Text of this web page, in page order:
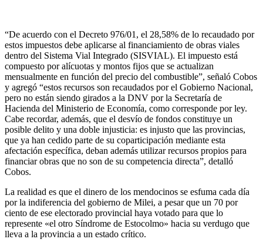
“De acuerdo con el Decreto 976/01, el 28,58% de lo recaudado por
estos impuestos debe aplicarse al financiamiento de obras viales
dentro del Sistema Vial Integrado (SISVIAL). El impuesto está
compuesto por alícuotas y montos fijos que se actualizan
mensualmente en función del precio del combustible”, señaló Cobos
y agregó “estos recursos son recaudados por el Gobierno Nacional,
pero no están siendo girados a la DNV por la Secretaría de
Hacienda del Ministerio de Economía, como corresponde por ley.
Cabe recordar, además, que el desvío de fondos constituye un
posible delito y una doble injusticia: es injusto que las provincias,
que ya han cedido parte de su coparticipación mediante esta
afectación específica, deban además utilizar recursos propios para
financiar obras que no son de su competencia directa”, detalló
Cobos.
La realidad es que el dinero de los mendocinos se esfuma cada día
por la indiferencia del gobierno de Milei, a pesar que un 70 por
ciento de ese electorado provincial haya votado para que lo
represente «el otro Síndrome de Estocolmo» hacia su verdugo que
lleva a la provincia a un estado crítico.